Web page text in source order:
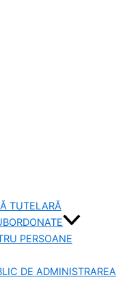
TUTELARĂ
PERSOANE
DE ADMINISTRAREA